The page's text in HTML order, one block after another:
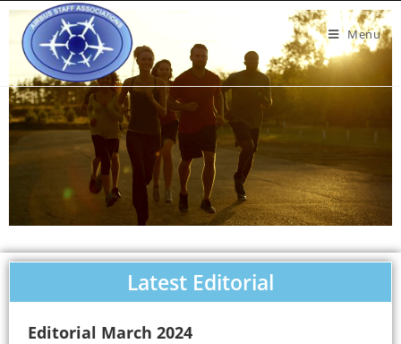
Menu
Latest Editorial
Editorial March 2024